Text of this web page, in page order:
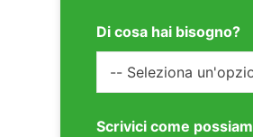
Di cosa hai bisogno?
Scrivici come